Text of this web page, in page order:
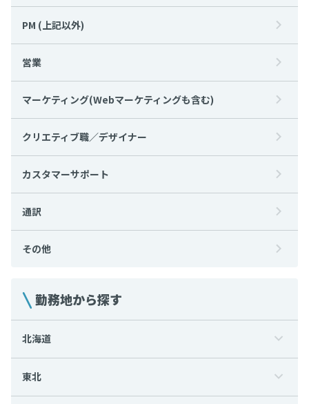
PM (上記以外)
営業
マーケティング(Webマーケティングも含む)
クリエティブ職／デザイナー
カスタマーサポート
通訳
その他
勤務地から探す
北海道
東北